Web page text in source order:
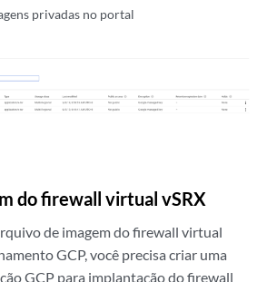
privadas no portal
do firewall virtual vSRX
de imagem do firewall virtual
GCP, você precisa criar uma
GCP para implantação do firewall